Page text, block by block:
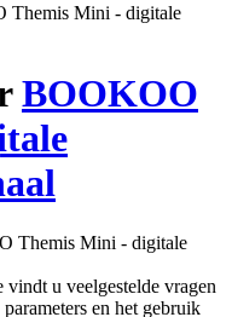
BOOKOO
Themis Mini - digitale
vindt u veelgestelde vragen
en het gebruik